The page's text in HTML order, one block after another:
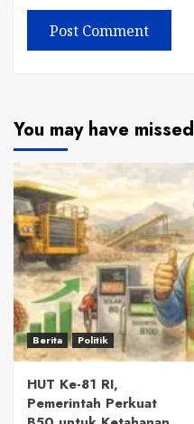
You may have missed
Berita Politik
HUT Ke-81 RI,
Pemerintah Perkuat